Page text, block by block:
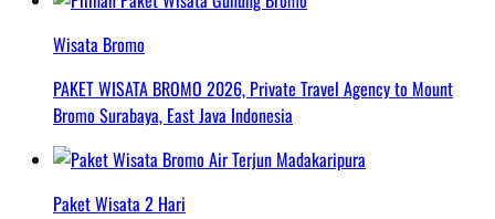
Wisata Bromo
PAKET WISATA BROMO 2026, Private Travel Agency to Mount
Bromo Surabaya, East Java Indonesia
Paket Wisata 2 Hari